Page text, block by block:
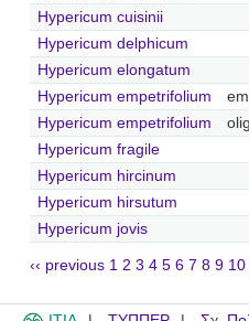
Hypericum cuisinii
Hypericum delphicum
Hypericum elongatum
Hypericum empetrifolium
Hypericum empetrifolium
Hypericum fragile
Hypericum hircinum
Hypericum hirsutum
Hypericum jovis
‹‹ previous 1 2 3 4 5 6 7 8 9 10